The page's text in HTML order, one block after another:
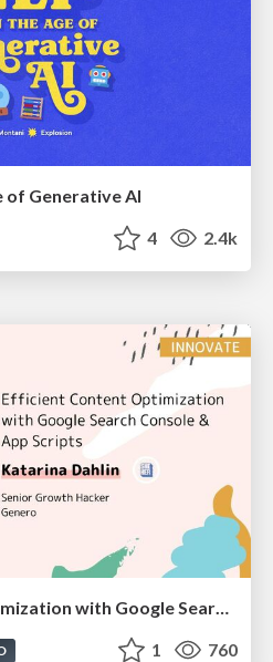
of Generative AI
4 2.4k
Efficient Content Optimization with Google Search Console & Apps Script
1 760